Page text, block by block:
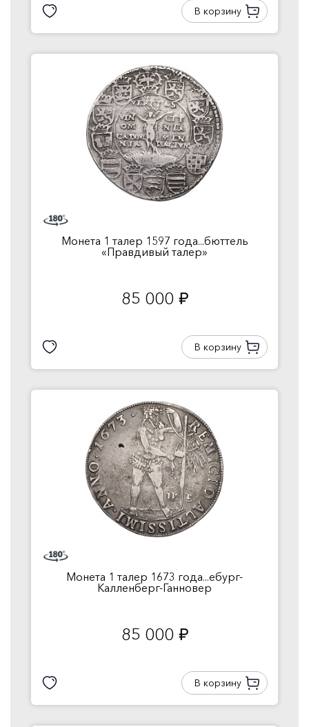
В корзину
Монета 1 талер 1597 года...бюттель
«Правдивый талер»
85 000 руб.
В корзину
Монета 1 талер 1673 года...ебург-
Калленберг-Ганновер
85 000 руб.
В корзину